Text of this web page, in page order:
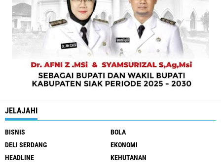
JELAJAHI
BISNIS
BOLA
DELI SERDANG
EKONOMI
HEADLINE
KEHUTANAN